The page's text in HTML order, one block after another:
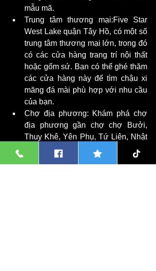
mẫu mã.
Trung tâm thương mại:Five Star
West Lake quận Tây Hồ, có một số
trung tâm thương mại lớn, trong đó
có các cửa hàng trang trí nội thất
hoặc gốm sứ. Bạn có thể ghé thăm
các cửa hàng này để tìm chậu xi
măng đá mài phù hợp với nhu cầu
của bạn.
Chợ địa phương: Khám phá chợ
địa phương gần chợ chợ Bưởi,
Thuỵ Khê, Yên Phụ, Tứ Liên, Nhật
Tân, Quảng An, Xuân La, Phú
Thượng...,hay các trường đại học